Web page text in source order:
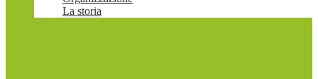
La storia